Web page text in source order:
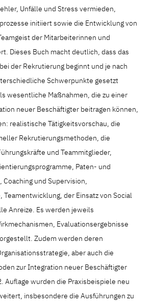
Unfälle und Stress vermieden,
initiiert sowie die Entwicklung von
der Mitarbeiterinnen und
Dieses Buch macht deutlich, dass das
der Rekrutierung beginnt und je nach
Schwerpunkte gesetzt
wesentliche Maßnahmen, die zu einer
neuer Beschäftigter beitragen können,
realistische Tätigkeitsvorschau, die
Rekrutierungsmethoden, die
und Teammitglieder,
Paten- und
und Supervision,
Teamentwicklung, der Einsatz von Social
Anreize. Es werden jeweils
Evaluationsergebnisse
Zudem werden deren
aber auch die
zur Integration neuer Beschäftigter
Auflage wurden die Praxisbeispiele neu
insbesondere die Ausführungen zu